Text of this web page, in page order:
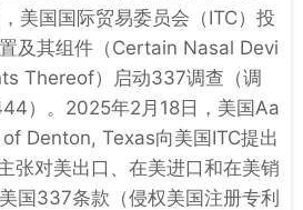
美国国际贸易委员会（ITC）投
及其组件（Certain Nasal Devi
Thereof）启动337调查（调
）。2025年2月18日，美国Aa
Denton, Texas向美国ITC提出
张对美出口、在美进口和在美销
国337条款（侵权美国注册专利